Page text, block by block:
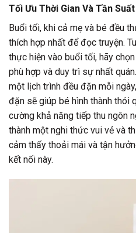
Tối Ưu Thời Gian Và Tần
Buổi tối, khi cả mẹ và bé đều
thích hợp nhất để đọc truyện.
thực hiện vào buổi tối, hãy
phù hợp và duy trì sự nhất
một lịch trình đều đặn mỗi
đặn sẽ giúp bé hình thành thói
cường khả năng tiếp thu ngôn
thành một nghi thức vui vẻ và
cảm thấy thoải mái và tận
kết nối này.